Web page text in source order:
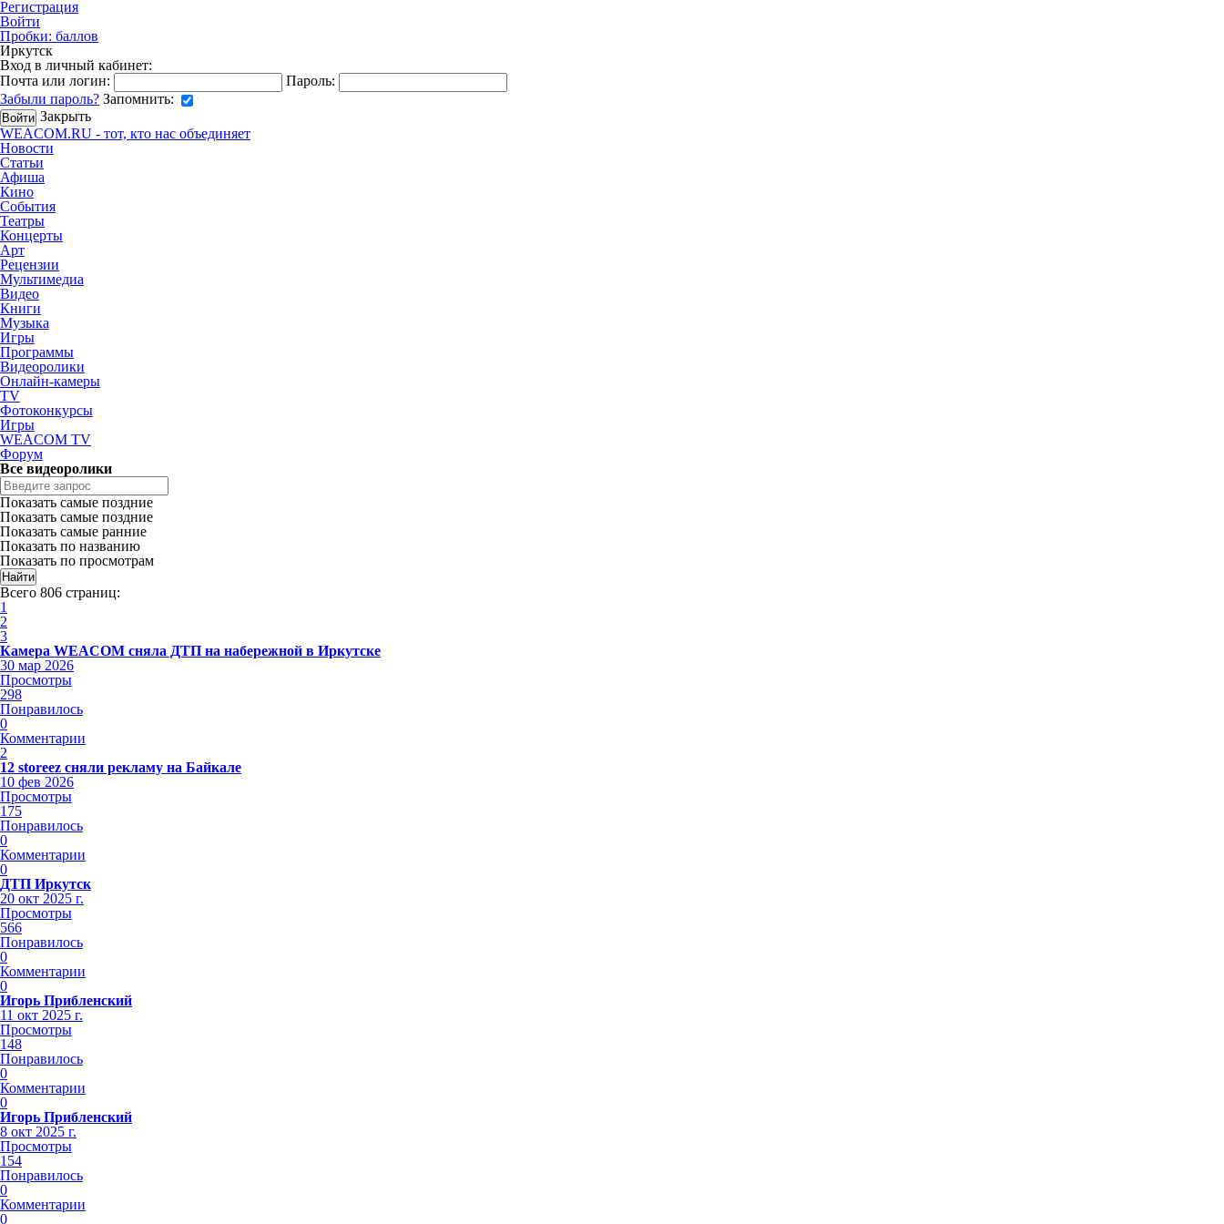
Регистрация
Войти
Пробки: баллов
Иркутск
Вход в личный кабинет:
Почта или логин:
Пароль:
Забыли пароль? Запомнить:
Закрыть
WEACOM.RU - тот, кто нас объединяет
Новости
Статьи
Афиша
Кино
События
Театры
Концерты
Арт
Рецензии
Мультимедиа
Видео
Книги
Музыка
Игры
Программы
Видеоролики
Онлайн-камеры
TV
Фотоконкурсы
Игры
WEACOM TV
Форум
Все видеоролики
Показать самые поздние
Показать самые поздние
Показать самые ранние
Показать по названию
Показать по просмотрам
Всего 806 страниц:
1
2
3
Камера WEACOM сняла ДТП на набережной в Иркутске
30 мар 2026
Просмотры
298
Понравилось
0
Комментарии
2
12 storeez сняли рекламу на Байкале
10 фев 2026
Просмотры
175
Понравилось
0
Комментарии
0
ДТП Иркутск
20 окт 2025 г.
Просмотры
566
Понравилось
0
Комментарии
0
Игорь Прибленский
11 окт 2025 г.
Просмотры
148
Понравилось
0
Комментарии
0
Игорь Прибленский
8 окт 2025 г.
Просмотры
154
Понравилось
0
Комментарии
0